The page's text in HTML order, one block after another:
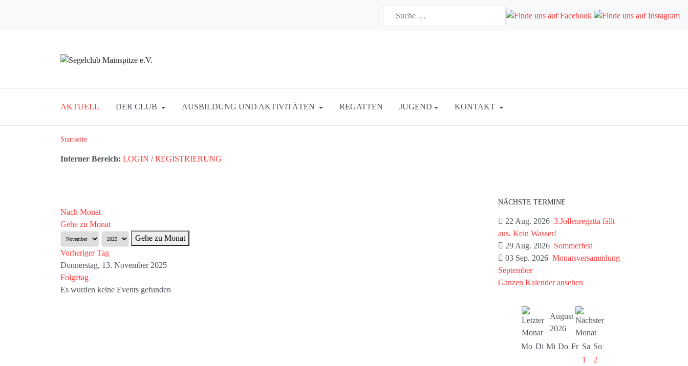
AKTUELL DER CLUB AUSBILDUNG UND AKTIVITÄTEN REGATTEN JUGEND KONTAKT
Startseite
Interner Bereich: LOGIN /REGISTRIERUNG
Nach Monat
Gehe zu Monat
Gehe zu Monat
Vorheriger Tag
Donnerstag, 13. November 2025
Folgetag
Es wurden keine Events gefunden
NÄCHSTE TERMINE
22 Aug. 2026 3.Jollenregatta fällt
aus. Kein Wasser!
29 Aug. 2026 Sommerfest
03 Sep. 2026 Monatsversammlung
September
Ganzen Kalender ansehen
August
2026
Mo Di Mi Do Fr Sa So
1
2